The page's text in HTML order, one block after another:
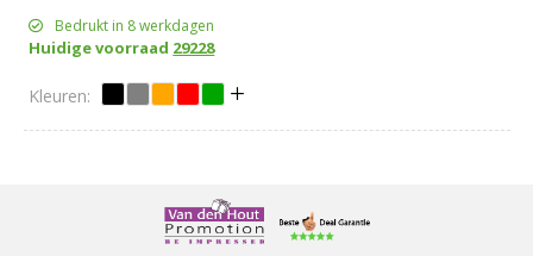
Bedrukt in 8 werkdagen
Huidige voorraad 29228